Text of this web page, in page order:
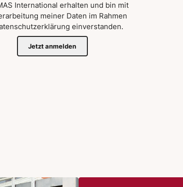
International erhalten und bin mit
meiner Daten im Rahmen
einverstanden.
Jetzt anmelden